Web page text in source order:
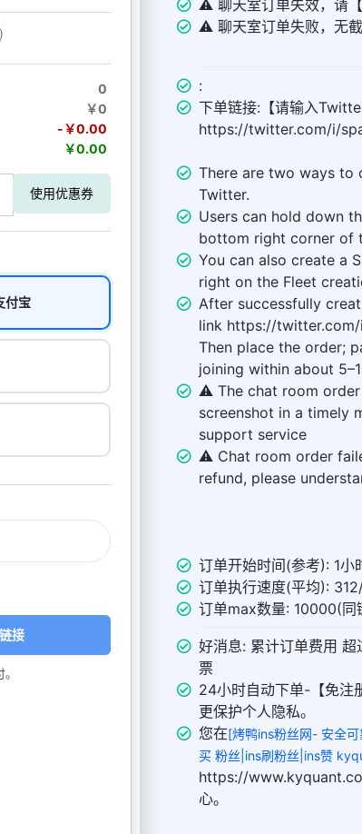
0
￥0
-￥0.00
￥0.00
使用优惠券
付宝
接
⚠️ 聊天室订单失效，请
⚠️ 聊天室订单失败，无
:
下单链接:【请输入
https://twitter.com/i/
There are two ways to
Twitter.
Users can hold down
bottom right corner of
You can also create a
right on the Fleet
After successfully
link https://twitter.com/
Then place the order;
joining within about
⚠️ The chat room order
screenshot in a timely
support service
⚠️ Chat room order
refund, please
订单开始时间(参考): 1小
订单执行速度(平均):
订单max数量: 10000(同
好消息: 累计订单费用
票
24小时自动下单-【免注
更保护个人隐私。
您在[烤鸭ins粉丝网- 安全
买 粉丝|ins刷粉丝|ins赞
https://
心。